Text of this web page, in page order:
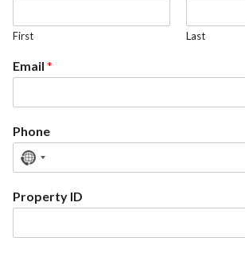
First Last
Email *
Phone
N
c
u
Property ID